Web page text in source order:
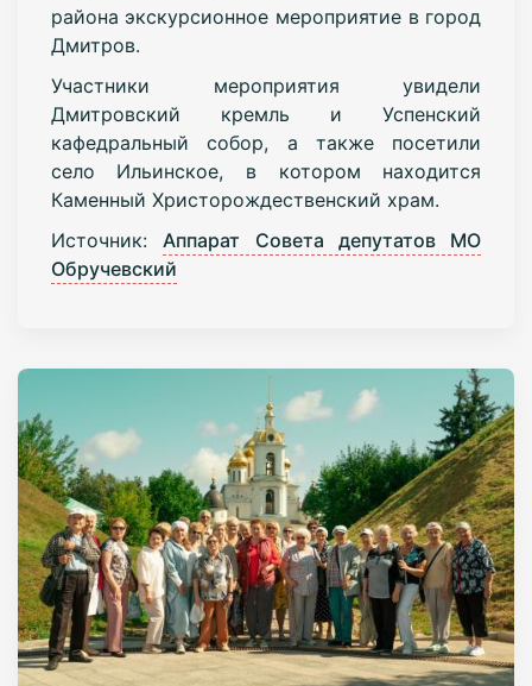
района экскурсионное мероприятие в город
Дмитров.
Участники мероприятия увидели
Дмитровский кремль и Успенский
кафедральный собор, а также посетили
село Ильинское, в котором находится
Каменный Христорождественский храм.
Источник: Аппарат Совета депутатов МО
Обручевский